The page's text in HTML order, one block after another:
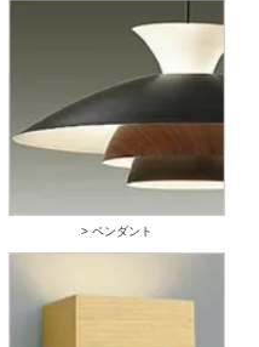
> ペンダント